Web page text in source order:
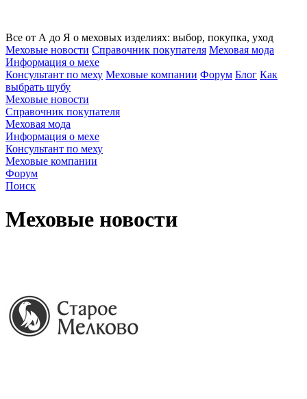
Все от А до Я о меховых изделиях: выбор, покупка, уход
Меховые новости Справочник покупателя Меховая мода
Информация о мехе
Консультант по меху Меховые компании Форум Блог Как
выбрать шубу
Меховые новости
Справочник покупателя
Меховая мода
Информация о мехе
Консультант по меху
Меховые компании
Форум
Поиск
Меховые новости